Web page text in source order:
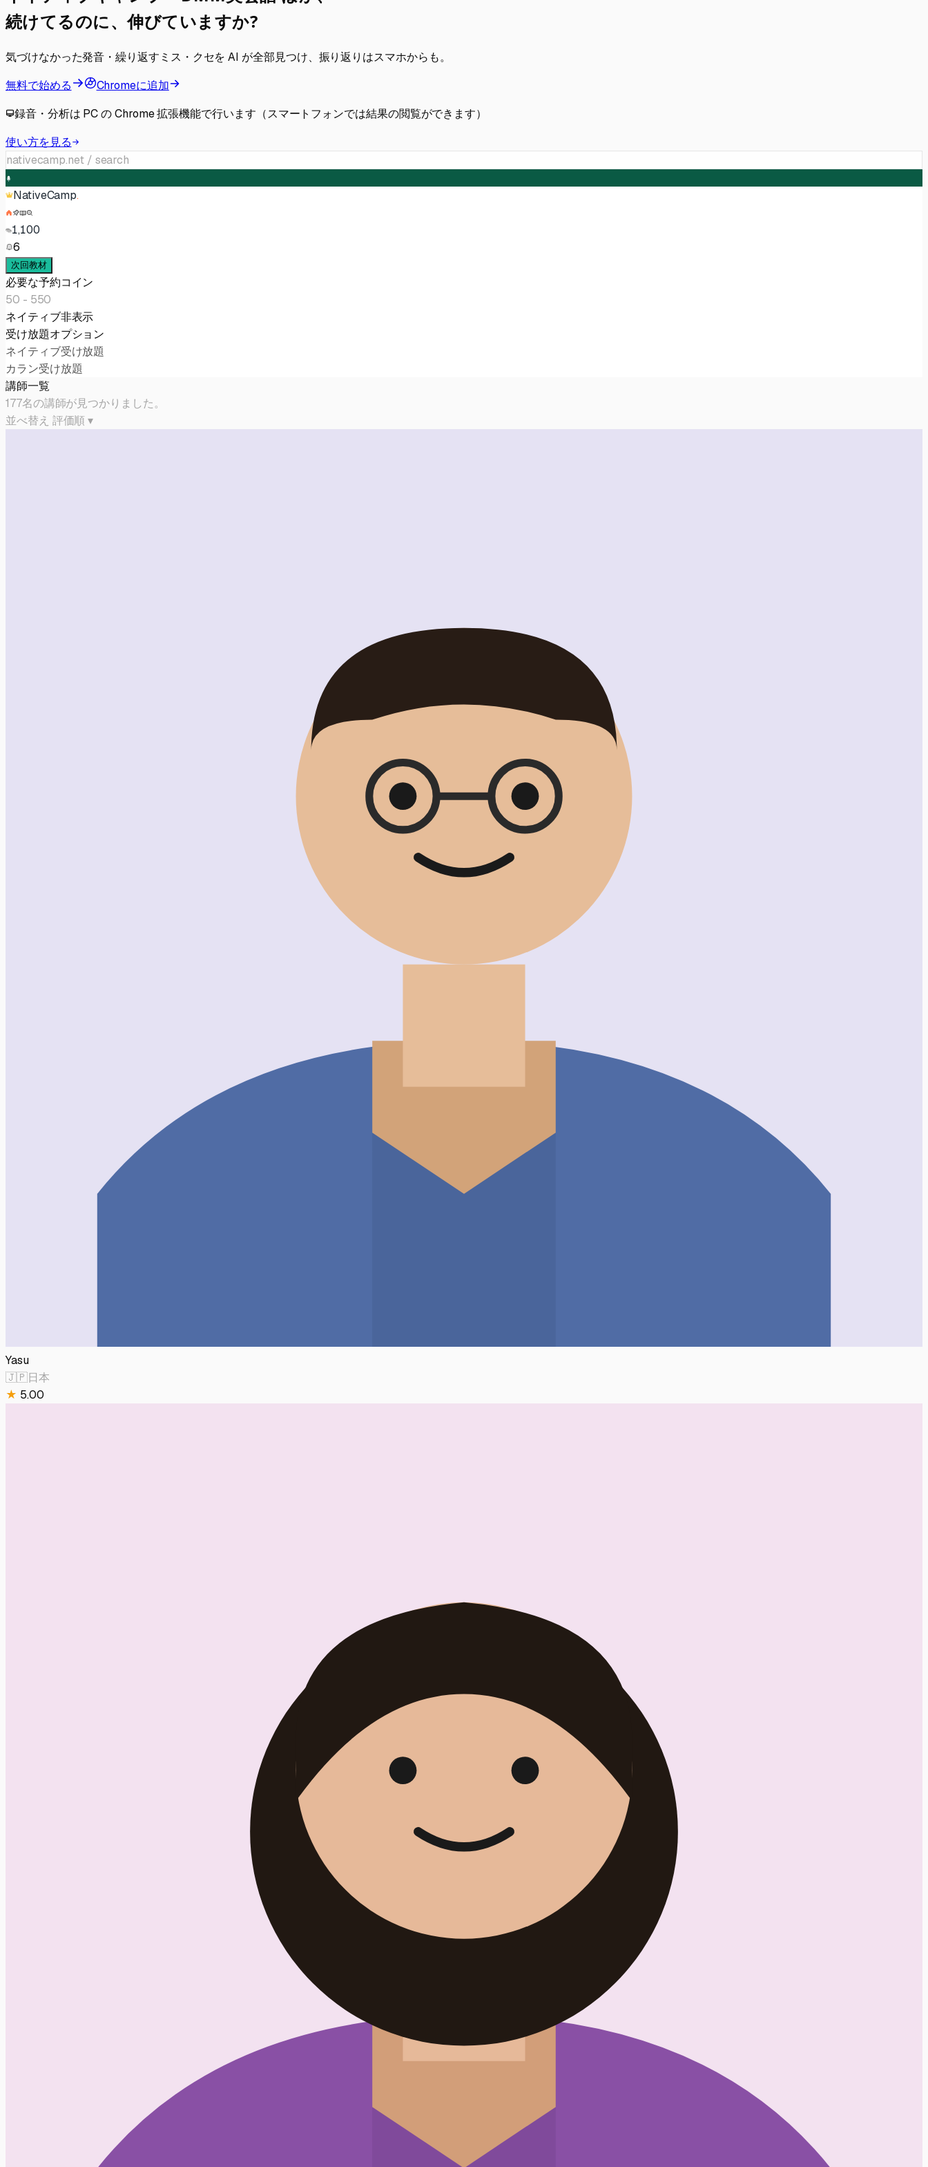
続けてるのに、伸びていますか?
気づけなかった発音・繰り返すミス・クセを AI が全部見つけ、振り返りはスマホからも。
無料で始める
Chromeに追加
録音・分析は PC の Chrome 拡張機能で行います（スマートフォンでは結果の閲覧ができます）
使い方を見る
nativecamp.net / search
NativeCamp.
1,100
6
次回教材
必要な予約コイン
50 - 550
ネイティブ非表示
受け放題オプション
ネイティブ受け放題
カラン受け放題
講師一覧
177名の講師が見つかりました。
並べ替え 評価順 ▾
Yasu
🇯🇵日本
★ 5.00